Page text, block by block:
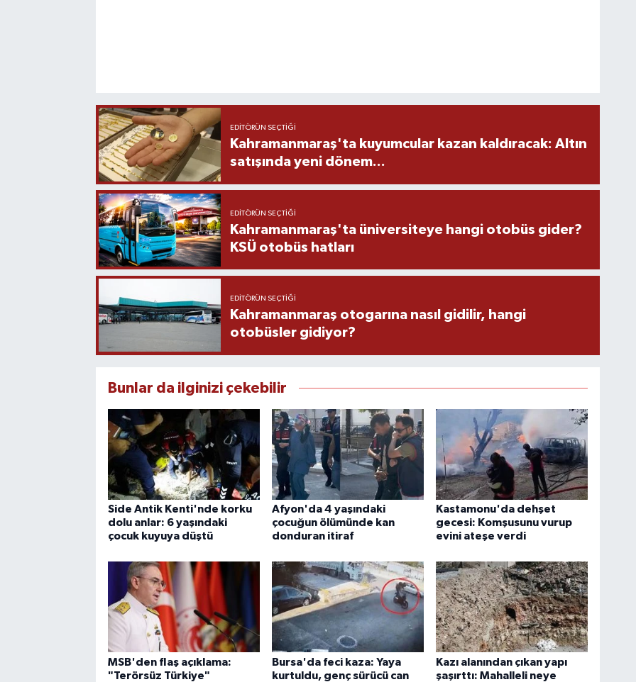
EDITÖRÜN SEÇTIĞI
Kahramanmaraş'ta kuyumcular kazan kaldıracak: Altın
satışında yeni dönem...
EDITÖRÜN SEÇTIĞI
Kahramanmaraş'ta üniversiteye hangi otobüs gider?
KSÜ otobüs hatları
EDITÖRÜN SEÇTIĞI
Kahramanmaraş otogarına nasıl gidilir, hangi
otobüsler gidiyor?
Bunlar da ilginizi çekebilir
Side Antik Kenti'nde korku
dolu anlar: 6 yaşındaki
çocuk kuyuya düştü
Afyon'da 4 yaşındaki
çocuğun ölümünde kan
donduran itiraf
Kastamonu'da dehşet
gecesi: Komşusunu vurup
evini ateşe verdi
MSB'den flaş açıklama:
"Terörsüz Türkiye"
Bursa'da feci kaza: Yaya
kurtuldu, genç sürücü can
Kazı alanından çıkan yapı
şaşırttı: Mahalleli neye